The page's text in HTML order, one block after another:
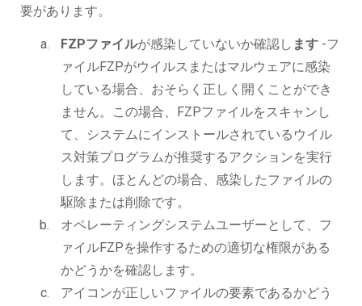
要があります。
FZPファイルが感染していないか確認し ます -フ
ァイルFZPがウイルスまたはマルウェアに感染
している場合、おそらく正しく開くことができ
ません。この場合、FZPファイルをスキャンし
て、システムにインストールされているウイル
ス対策プログラムが推奨するアクションを実行
します。ほとんどの場合、感染したファイルの
駆除または削除です。
オペレーティングシステムユーザーとして、フ
ァイルFZPを操作するための適切な権限がある
かどうかを確認します。
アイコンが正しいファイルの要素であるかどう